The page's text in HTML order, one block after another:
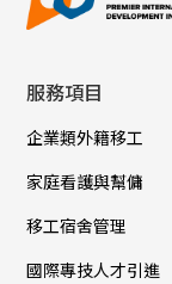
服務項目
企業類外籍移工
家庭看護與幫傭
移工宿舍管理
國際專技人才引進